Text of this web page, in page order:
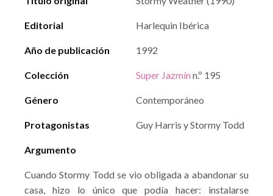
Editorial Harlequin Ibérica
Año de publicación 1992
Colección Super Jazmín n.º 195
Género Contemporáneo
Protagonistas Guy Harris y Stormy Todd
Argumento
Cuando Stormy Todd se vio obligada a abandonar su
casa, hizo lo único que podía hacer: instalarse